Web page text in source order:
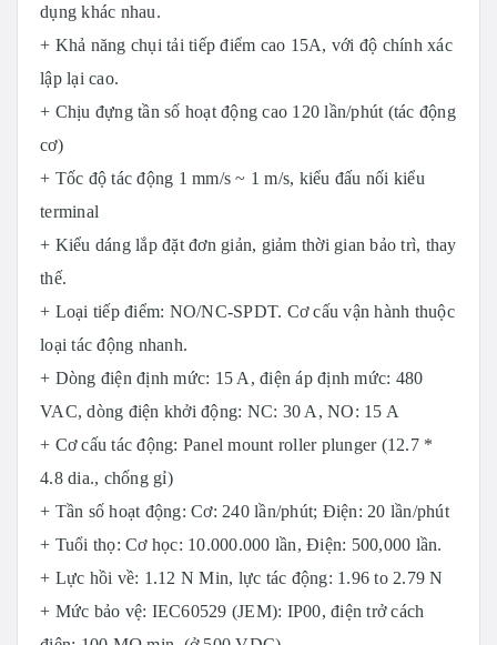
dụng khác nhau.
+ Khả năng chụi tải tiếp điểm cao 15A, với độ chính xác
lập lại cao.
+ Chịu đựng tần số hoạt động cao 120 lần/phút (tác động
cơ)
+ Tốc độ tác động 1 mm/s ~ 1 m/s, kiểu đấu nối kiểu
terminal
+ Kiểu dáng lắp đặt đơn giản, giảm thời gian bảo trì, thay
thế.
+ Loại tiếp điểm: NO/NC-SPDT. Cơ cấu vận hành thuộc
loại tác động nhanh.
+ Dòng điện định mức: 15 A, điện áp định mức: 480
VAC, dòng điện khởi động: NC: 30 A, NO: 15 A
+ Cơ cấu tác động: Panel mount roller plunger (12.7 *
4.8 dia., chống gỉ)
+ Tần số hoạt động: Cơ: 240 lần/phút; Điện: 20 lần/phút
+ Tuổi thọ: Cơ học: 10.000.000 lần, Điện: 500,000 lần.
+ Lực hồi về: 1.12 N Min, lực tác động: 1.96 to 2.79 N
+ Mức bảo vệ: IEC60529 (JEM): IP00, điện trở cách